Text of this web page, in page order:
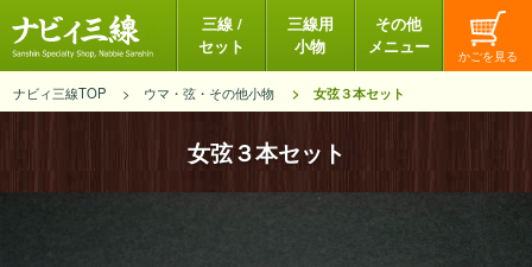
三線 /
セット
三線用
小物
その他
メニュー
ナビィ三線TOP ウマ・弦・その他小物 女弦３本セット
女弦３本セット